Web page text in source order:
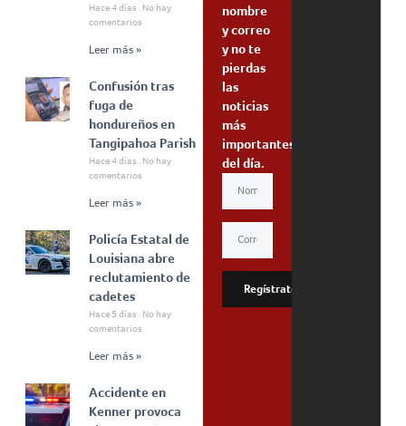
Hace 4 días
No hay
comentarios
Leer más »
Confusión tras
fuga de
hondureños en
Tangipahoa Parish
Hace 4 días
No hay
comentarios
Leer más »
Policía Estatal de
Louisiana abre
reclutamiento de
cadetes
Hace 5 días
No hay
comentarios
Leer más »
Accidente en
Kenner provoca
nombre
y correo
y no te
pierdas
las
noticias
más
importantes
del día.
Regístrate